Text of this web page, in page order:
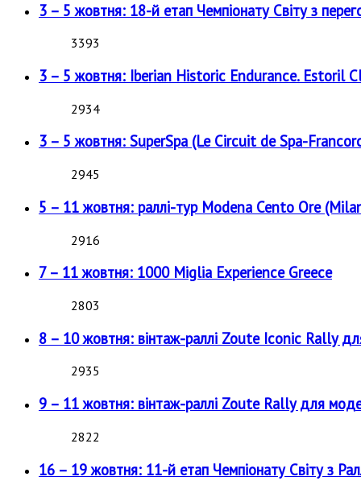
3 – 5 жовтня: 18-й етап Чемпіонату Світу з
3393
3 – 5 жовтня: Iberian Historic Endurance. Estoril
2934
3 – 5 жовтня: SuperSpa (Le Circuit de Spa-
2945
5 – 11 жовтня: раллі-тур Modena Cento Ore
2916
7 – 11 жовтня: 1000 Miglia Experience Greece
2803
8 – 10 жовтня: вінтаж-раллі Zoute Iconic Rally
2935
9 – 11 жовтня: вінтаж-раллі Zoute Rally для
2822
16 – 19 жовтня: 11-й етап Чемпіонату Світу з